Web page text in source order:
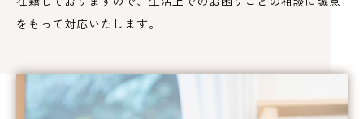
をもって対応いたします。